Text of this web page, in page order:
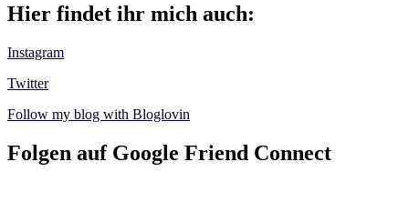
Hier findet ihr mich auch:
Instagram
Twitter
Follow my blog with Bloglovin
Folgen auf Google Friend Connect